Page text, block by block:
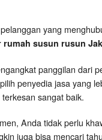
yang
rumah susun rusun
panggilan dari
penyedia jasa yang
sangat baik.
Anda tidak perlu
juga bisa mencari